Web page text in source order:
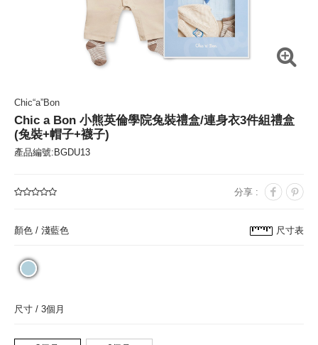
Chic“a”Bon
Chic a Bon 小熊英倫學院兔裝禮盒/連身衣3件組禮盒
(兔裝+帽子+襪子)
產品編號:BGDU13
分享 :
顏色 / 淺藍色 尺寸表
尺寸 / 3個月